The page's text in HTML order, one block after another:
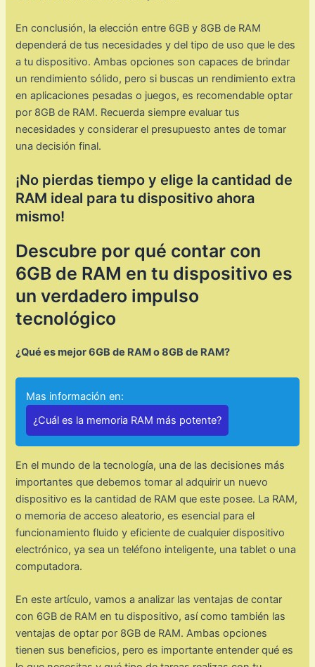
En conclusión, la elección entre 6GB y 8GB de RAM
dependerá de tus necesidades y del tipo de uso que le des
a tu dispositivo. Ambas opciones son capaces de brindar
un rendimiento sólido, pero si buscas un rendimiento extra
en aplicaciones pesadas o juegos, es recomendable optar
por 8GB de RAM. Recuerda siempre evaluar tus
necesidades y considerar el presupuesto antes de tomar
una decisión final.
¡No pierdas tiempo y elige la cantidad de
RAM ideal para tu dispositivo ahora
mismo!
Descubre por qué contar con
6GB de RAM en tu dispositivo es
un verdadero impulso
tecnológico
¿Qué es mejor 6GB de RAM o 8GB de RAM?
Mas información en:
¿Cuál es la memoria RAM más potente?
En el mundo de la tecnología, una de las decisiones más
importantes que debemos tomar al adquirir un nuevo
dispositivo es la cantidad de RAM que este posee. La RAM,
o memoria de acceso aleatorio, es esencial para el
funcionamiento fluido y eficiente de cualquier dispositivo
electrónico, ya sea un teléfono inteligente, una tablet o una
computadora.
En este artículo, vamos a analizar las ventajas de contar
con 6GB de RAM en tu dispositivo, así como también las
ventajas de optar por 8GB de RAM. Ambas opciones
tienen sus beneficios, pero es importante entender qué es